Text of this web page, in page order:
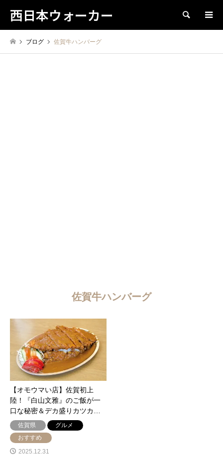
西日本ウォーカー 検索
ブログ 佐賀牛ハンバーグ
佐賀牛ハンバーグ
【オモウマい店】佐賀初上
陸！『白山文雅』のご飯が一
口な秘密＆デカ盛りカツカ…
佐賀県
グルメ
おすすめ
2025.12.31